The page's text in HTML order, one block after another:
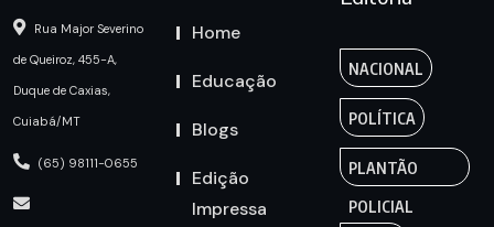
Rua Major Severino
de Queiroz, 455-A,
Duque de Caxias,
Cuiabá/MT
(65) 98111-0655
Home
Educação
Blogs
Edição
Impressa
NACIONAL
POLÍTICA
PLANTÃO
POLICIAL